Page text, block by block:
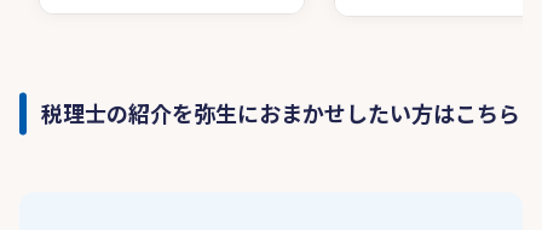
税理士の紹介を弥生におまかせしたい方はこちら